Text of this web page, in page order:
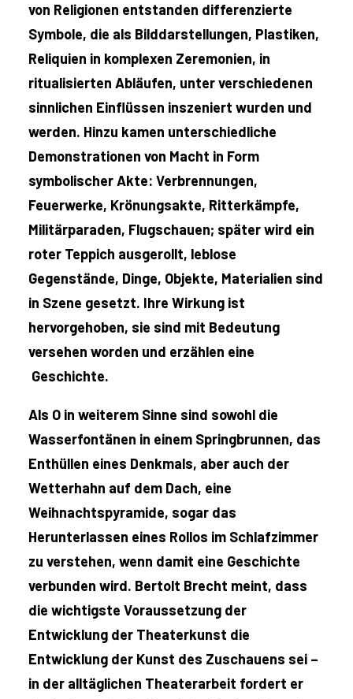
von Religionen entstanden differenzierte
Symbole, die als Bilddarstellungen, Plastiken,
Reliquien in komplexen Zeremonien, in
ritualisierten Abläufen, unter verschiedenen
sinnlichen Einflüssen inszeniert wurden und
werden. Hinzu kamen unterschiedliche
Demonstrationen von Macht in Form
symbolischer Akte: Verbrennungen,
Feuerwerke, Krönungsakte, Ritterkämpfe,
Militärparaden, Flugschauen; später wird ein
roter Teppich ausgerollt, leblose
Gegenstände, Dinge, Objekte, Materialien sind
in Szene gesetzt. Ihre Wirkung ist
hervorgehoben, sie sind mit Bedeutung
versehen worden und erzählen eine
Geschichte.
Als O in weiterem Sinne sind sowohl die
Wasserfontänen in einem Springbrunnen, das
Enthüllen eines Denkmals, aber auch der
Wetterhahn auf dem Dach, eine
Weihnachtspyramide, sogar das
Herunterlassen eines Rollos im Schlafzimmer
zu verstehen, wenn damit eine Geschichte
verbunden wird. Bertolt Brecht meint, dass
die wichtigste Voraussetzung der
Entwicklung der Theaterkunst die
Entwicklung der Kunst des Zuschauens sei –
in der alltäglichen Theaterarbeit fordert er